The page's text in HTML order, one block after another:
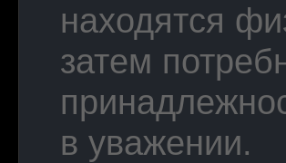
находятся
затем
в уважении.